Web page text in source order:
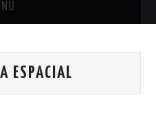
ESPACIAL